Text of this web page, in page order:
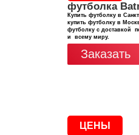
футболка
Купить футболку в
купить футболку в
футболку с доставкой
и всему миру.
Заказать
ЦЕНЫ